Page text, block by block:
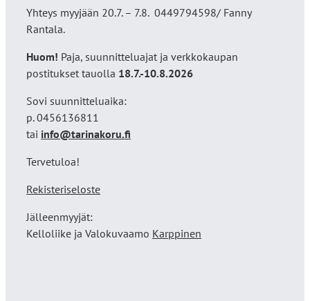
Yhteys myyjään 20.7. – 7.8. 0449794598/ Fanny
Rantala.
Huom! Paja, suunnitteluajat ja verkkokaupan
postitukset tauolla 18.7.-10.8.2026
Sovi suunnitteluaika:
p. 0456136811
tai info@tarinakoru.fi
Tervetuloa!
Rekisteriseloste
Jälleenmyyjät:
Kelloliike ja Valokuvaamo Karppinen